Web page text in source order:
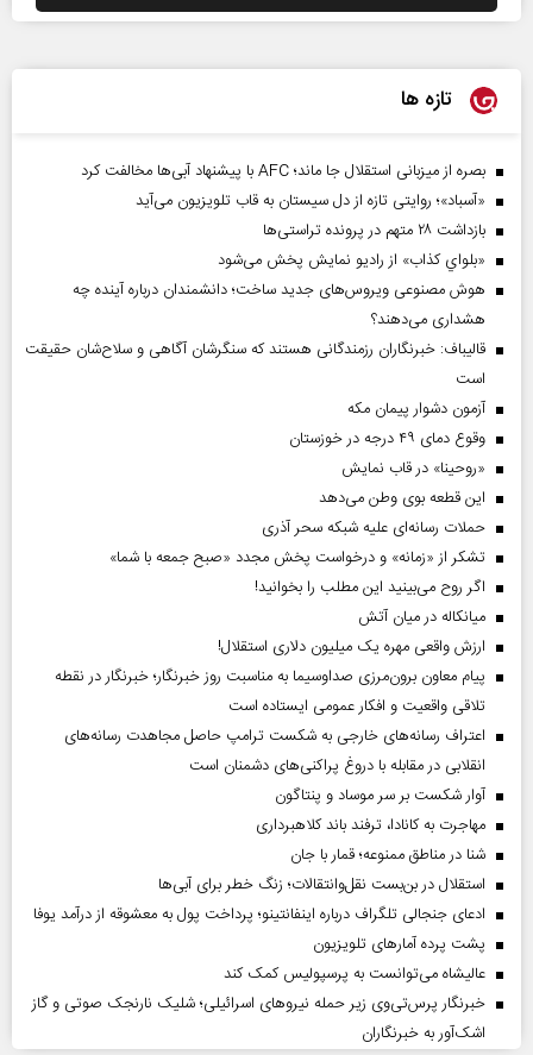
تازه ها
بصره از میزبانی استقلال جا ماند؛ AFC با پیشنهاد آبی‌ها مخالفت کرد
«آسباد»؛ روایتی تازه از دل سیستان به قاب تلویزیون می‌آید
بازداشت ۲۸ متهم در پرونده تراستی‌ها
«بلواي کذاب» از رادیو نمایش پخش می‌شود
هوش مصنوعی ویروس‌های جدید ساخت؛ دانشمندان درباره آینده چه
هشداری می‌دهند؟
قالیباف: خبرنگاران رزمندگانی هستند که سنگرشان آگاهی و سلاح‌شان حقیقت
است
آزمون دشوار پیمان مکه
وقوع دمای ۴۹ درجه در خوزستان
«روحینا» در قاب نمایش
این قطعه بوی وطن می‌دهد
حملات رسانه‌ای علیه شبکه سحر آذری
تشکر از «زمانه» و درخواست پخش مجدد «صبح جمعه با شما»
اگر روح می‌بینید این مطلب را بخوانید!
میانکاله در میان آتش
ارزش واقعی مهره یک میلیون دلاری استقلال!
پیام معاون برون‌مرزی صداوسیما به مناسبت روز خبرنگار؛ خبرنگار در نقطه
تلاقی واقعیت و افکار عمومی ایستاده است
اعتراف رسانه‌های خارجی به شکست ترامپ حاصل مجاهدت رسانه‌های
انقلابی در مقابله با دروغ پراکنی‌های دشمنان است
آوار شکست بر سر موساد و پنتاگون
مهاجرت به کانادا، ترفند باند کلاهبرداری
شنا در مناطق ممنوعه؛ قمار با جان
استقلال در بن‌بست نقل‌وانتقالات؛ زنگ خطر برای آبی‌ها
ادعای جنجالی تلگراف درباره اینفانتینو؛ پرداخت پول به معشوقه از درآمد یوفا
پشت پرده آمارهای تلویزیون
عالیشاه می‌توانست به پرسپولیس کمک کند
خبرنگار پرس‌تی‌وی زیر حمله نیروهای اسرائیلی؛ شلیک نارنجک صوتی و گاز
اشک‌آور به خبرنگاران